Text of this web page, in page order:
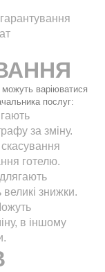
можуть варіюватися
послуг:
за зміну.
готелю.
знижки.
в іншому